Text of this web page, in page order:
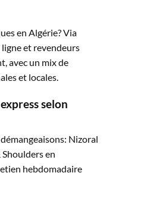
en Algérie? Via
et revendeurs
avec un mix de
et locales.​
expressselon
Nizoral
Shoulders en
hebdomadaire